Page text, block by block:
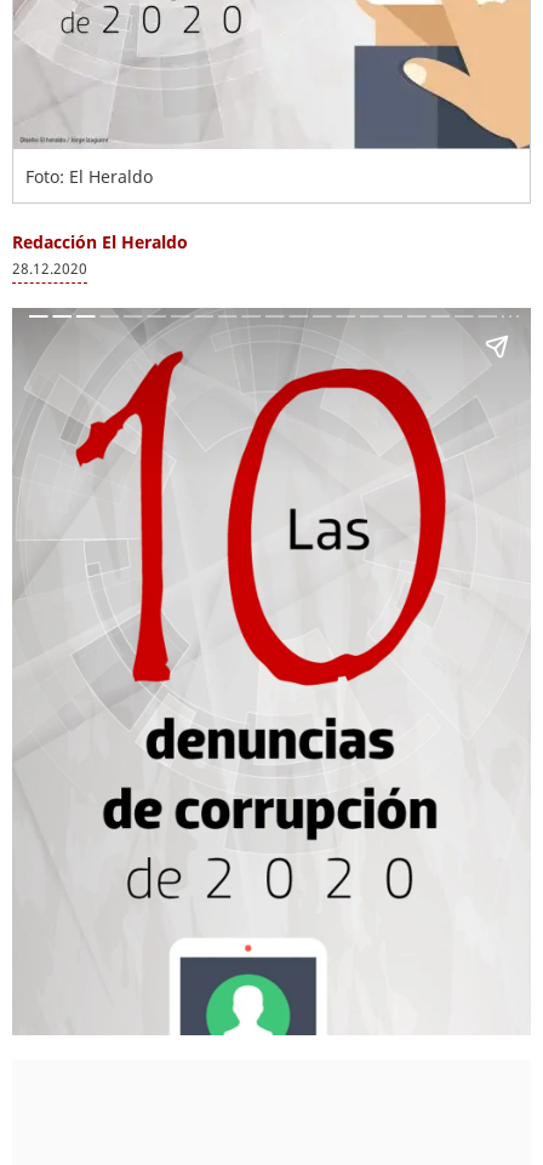
Foto: El Heraldo
Redacción El Heraldo
28.12.2020